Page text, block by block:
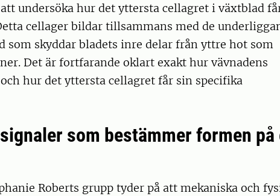
undersöka hur det yttersta cellagret i växtblad
cellager bildar tillsammans med de
som skyddar bladets inre delar från yttre hot som
Det är fortfarande oklart exakt hur vävnadens
hur det yttersta cellagret får sin specifika
som bestämmer formen på
Roberts grupp tyder på att mekaniska och